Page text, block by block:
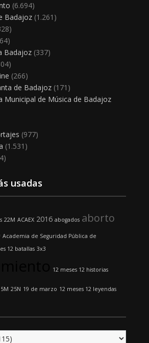
(6.694)
Badajoz(1.261)
Badajoz(337)
(266)
de Badajoz(171)
Municipal de Música de Badajoz
(977)
(1.531)
usadas
22M ACAEX 2016 abogados aborto
Academia de Seguridad Pública de
12 batallas 3x3
12 meses 12 historias
25N 19 de marzo 12 meses 12 leyendas